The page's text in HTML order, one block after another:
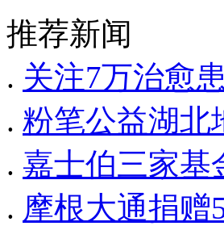
推荐新闻
. 关注7万治愈
. 粉笔公益湖北
. 嘉士伯三家基
. 摩根大通捐赠